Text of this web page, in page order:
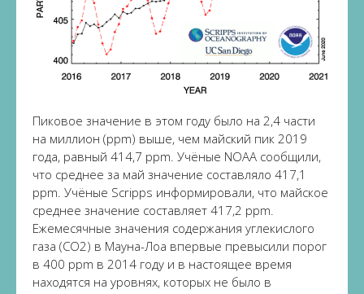
Пиковое значение в этом году было на 2,4 части
на миллион (ppm) выше, чем майский пик 2019
года, равный 414,7 ppm. Учёные NOAA сообщили,
что среднее за май значение составляло 417,1
ppm. Учёные Scripps информировали, что майское
среднее значение составляет 417,2 ppm.
Ежемесячные значения содержания углекислого
газа (CO2) в Мауна-Лоа впервые превысили порог
в 400 ppm в 2014 году и в настоящее время
находятся на уровнях, которых не было в